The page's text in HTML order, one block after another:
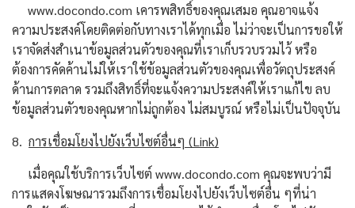
www.docondo.com เคารพสิทธิ์ของคุณเสมอ คุณอาจแจ้ง
ความประสงค์โดยติดต่อกับทางเราได้ทุกเมื่อ ไม่ว่าจะเป็นการขอให้
เราจัดส่งสำเนาข้อมูลส่วนตัวของคุณที่เราเก็บรวบรวมไว้ หรือ
ต้องการคัดค้านไม่ให้เราใช้ข้อมูลส่วนตัวของคุณเพื่อวัตถุประสงค์
ด้านการตลาด รวมถึงสิทธิ์ที่จะแจ้งความประสงค์ให้เราแก้ไข ลบ
ข้อมูลส่วนตัวของคุณหากไม่ถูกต้อง ไม่สมบูรณ์ หรือไม่เป็นปัจจุบัน
8. การเชื่อมโยงไปยังเว็บไซต์อื่นๆ (Link)
เมื่อคุณใช้บริการเว็บไซต์ www.docondo.com คุณจะพบว่ามี
การแสดงโฆษณารวมถึงการเชื่อมโยงไปยังเว็บไซต์อื่น ๆที่น่า